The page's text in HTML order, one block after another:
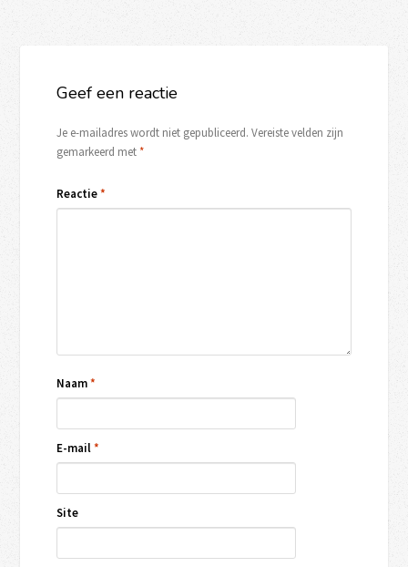
Geef een reactie
Je e-mailadres wordt niet gepubliceerd. Vereiste velden zijn
gemarkeerd met*
Reactie*
Naam*
E-mail*
Site